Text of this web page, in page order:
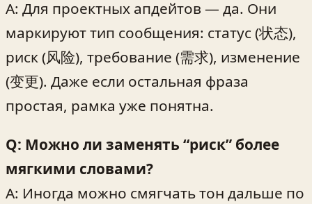
A: Для проектных апдейтов — да. Они
маркируют тип сообщения: статус (状态),
риск (风险), требование (需求), изменение
(变更). Даже если остальная фраза
простая, рамка уже понятна.
Q: Можно ли заменять “риск” более
мягкими словами?
A: Иногда можно смягчать тон дальше по